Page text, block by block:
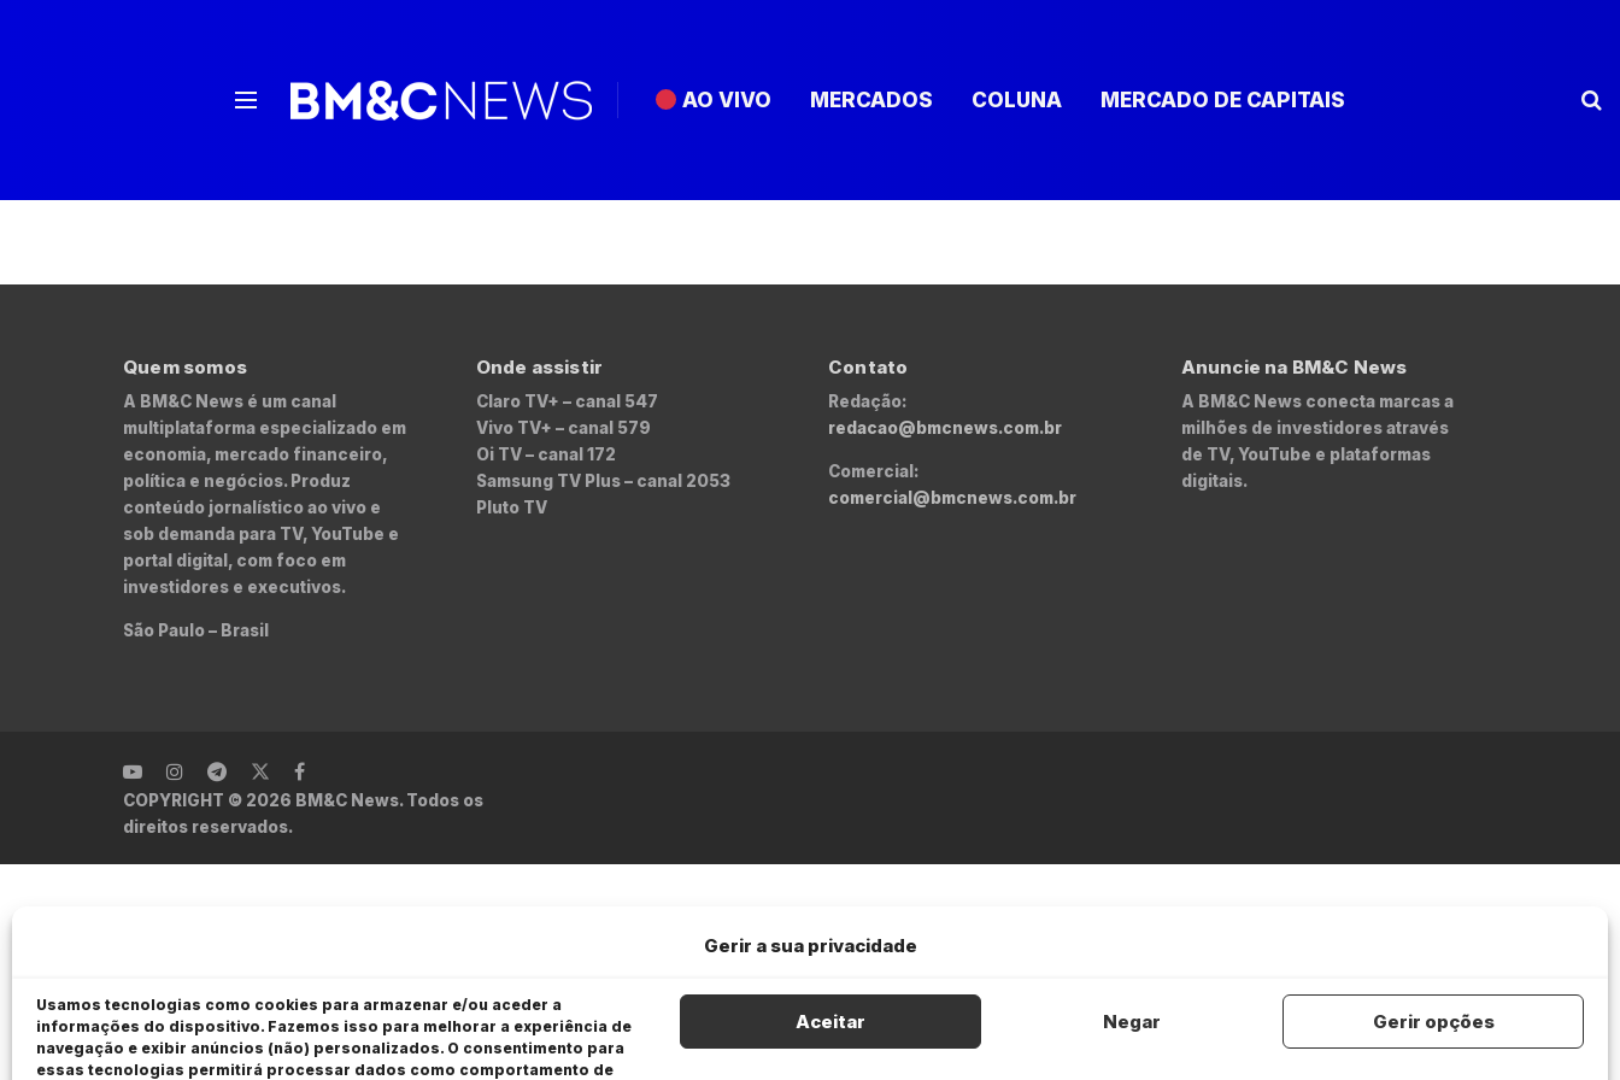
Gerir a sua privacidade
Usamos tecnologias como cookies para armazenar e/ou aceder a
informações do dispositivo. Fazemos isso para melhorar a experiência de
navegação e exibir anúncios (não) personalizados. O consentimento para
essas tecnologias permitirá processar dados como comportamento de
Aceitar Negar Gerir opções
AO VIVO MERCADOS COLUNA MERCADO DE CAPITAIS
Quem somos
A BM&C News é um canal
multiplataforma especializado em
economia, mercado financeiro,
política e negócios. Produz
conteúdo jornalístico ao vivo e
sob demanda para TV, YouTube e
portal digital, com foco em
investidores e executivos.
São Paulo – Brasil
Onde assistir
Claro TV+ – canal 547
Vivo TV+ – canal 579
Oi TV – canal 172
Samsung TV Plus – canal 2053
Pluto TV
Contato
Redação:
redacao@bmcnews.com.br
Comercial:
comercial@bmcnews.com.br
Anuncie na BM&C News
A BM&C News conecta marcas a
milhões de investidores através
de TV, YouTube e plataformas
digitais.
COPYRIGHT © 2026 BM&C News. Todos os
direitos reservados.